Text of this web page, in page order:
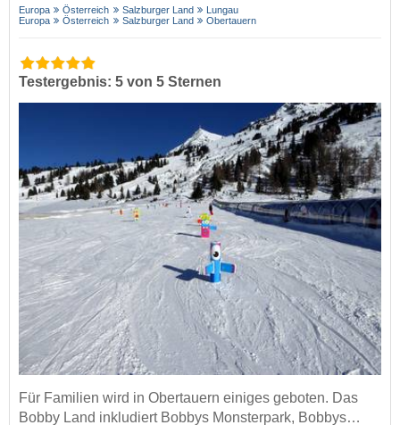
Europa Österreich Salzburger Land
Lungau
Europa
Österreich Salzburger Land Obertauern
Testergebnis: 5 von 5 Sternen
Für Familien wird in Obertauern einiges geboten. Das
Bobby Land inkludiert Bobbys Monsterpark, Bobbys…